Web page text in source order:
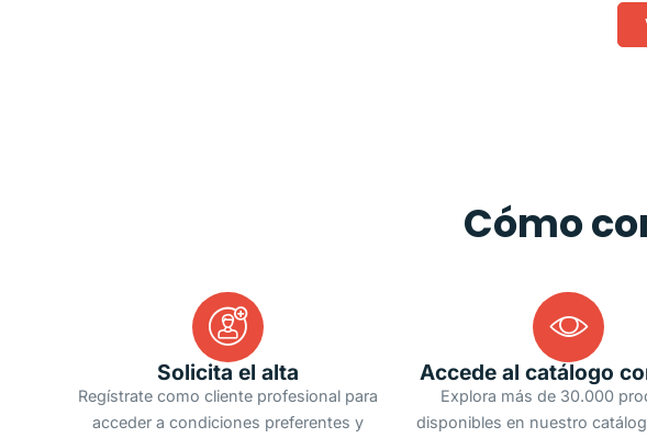
Cómo
Solicita el alta
Regístrate como cliente profesional para
acceder a condiciones preferentes y
Accede al catálogo
Explora más de 30.000
disponibles en nuestro